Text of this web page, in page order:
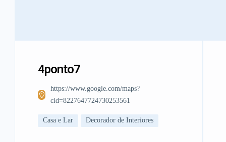
4ponto7
https://www.google.com/maps?
cid=8227647724730253561
Casa e Lar Decorador de Interiores